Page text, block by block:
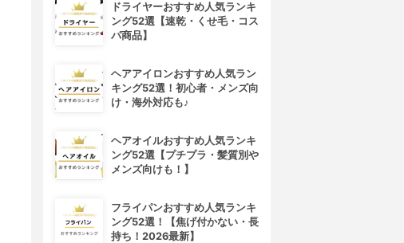
ドライヤーおすすめ人気ランキ
ング52選【速乾・くせ毛・コス
パ商品】
ヘアアイロンおすすめ人気ラン
キング52選！初心者・メンズ向
け・海外対応も♪
ヘアオイルおすすめ人気ランキ
ング52選【プチプラ・髪質別や
メンズ向けも！】
フライパンおすすめ人気ランキ
ング52選！【焦げ付かない・長
持ち！2026最新】